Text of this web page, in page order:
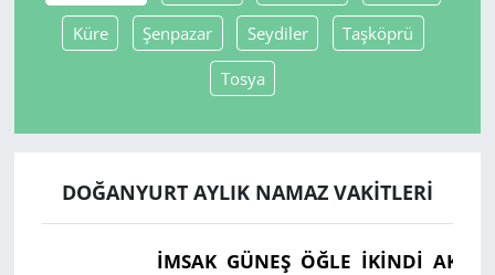
Küre Şenpazar Seydiler Taşköprü
Tosya
DOĞANYURT AYLIK NAMAZ VAKITLERI
İMSAK GÜNEŞ ÖĞLE İKINDI